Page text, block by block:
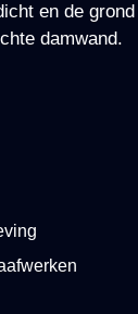
en de
damwand.